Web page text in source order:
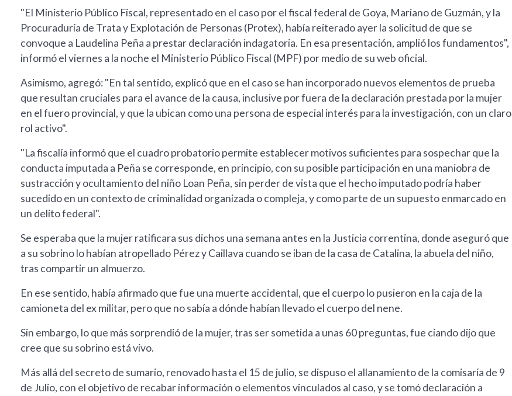
"El Ministerio Público Fiscal, representado en el caso por el fiscal federal de Goya, Mariano de Guzmán, y la
Procuraduría de Trata y Explotación de Personas (Protex), había reiterado ayer la solicitud de que se
convoque a Laudelina Peña a prestar declaración indagatoria. En esa presentación, amplió los fundamentos",
informó el viernes a la noche el Ministerio Público Fiscal (MPF) por medio de su web oficial.
Asimismo, agregó: "En tal sentido, explicó que en el caso se han incorporado nuevos elementos de prueba
que resultan cruciales para el avance de la causa, inclusive por fuera de la declaración prestada por la mujer
en el fuero provincial, y que la ubican como una persona de especial interés para la investigación, con un claro
rol activo".
"La fiscalía informó que el cuadro probatorio permite establecer motivos suficientes para sospechar que la
conducta imputada a Peña se corresponde, en principio, con su posible participación en una maniobra de
sustracción y ocultamiento del niño Loan Peña, sin perder de vista que el hecho imputado podría haber
sucedido en un contexto de criminalidad organizada o compleja, y como parte de un supuesto enmarcado en
un delito federal".
Se esperaba que la mujer ratificara sus dichos una semana antes en la Justicia correntina, donde aseguró que
a su sobrino lo habían atropellado Pérez y Caillava cuando se iban de la casa de Catalina, la abuela del niño,
tras compartir un almuerzo.
En ese sentido, había afirmado que fue una muerte accidental, que el cuerpo lo pusieron en la caja de la
camioneta del ex militar, pero que no sabía a dónde habían llevado el cuerpo del nene.
Sin embargo, lo que más sorprendió de la mujer, tras ser sometida a unas 60 preguntas, fue ciando dijo que
cree que su sobrino está vivo.
Más allá del secreto de sumario, renovado hasta el 15 de julio, se dispuso el allanamiento de la comisaría de 9
de Julio, con el objetivo de recabar información o elementos vinculados al caso, y se tomó declaración a